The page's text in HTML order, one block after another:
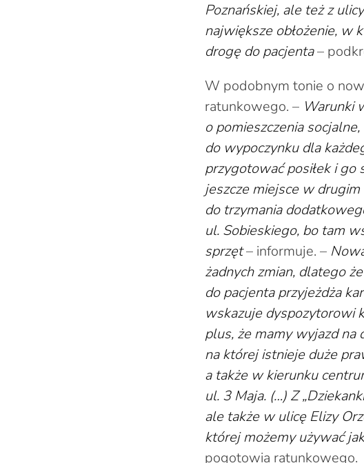
Poznańskiej, ale też z
największe obłożenie, w
drogę do pacjenta–
W podobnym tonie o
ratunkowego. – Warunki
o pomieszczenia
do wypoczynku dla
przygotować posiłek i go
jeszcze miejsce w
do trzymania
ul. Sobieskiego, bo tam
sprzęt– informuje. –
żadnych zmian, dlatego
do pacjenta przyjeżdża
wskazuje dyspozytorowi
plus, że mamy wyjazd na
na której istnieje duże
a także w kierunku
ul. 3 Maja. (…) Z
ale także w ulicę Elizy
której możemy używać
pogotowia ratunkowego.